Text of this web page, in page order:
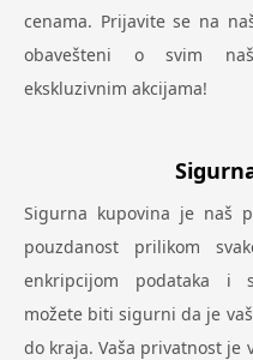
cenama. Prijavite se na
obavešteni o svim
ekskluzivnim akcijama!
Sigurna kupovina je naš
pouzdanost prilikom
enkripcijom podataka i
možete biti sigurni da je
do kraja. Vaša privatnost je